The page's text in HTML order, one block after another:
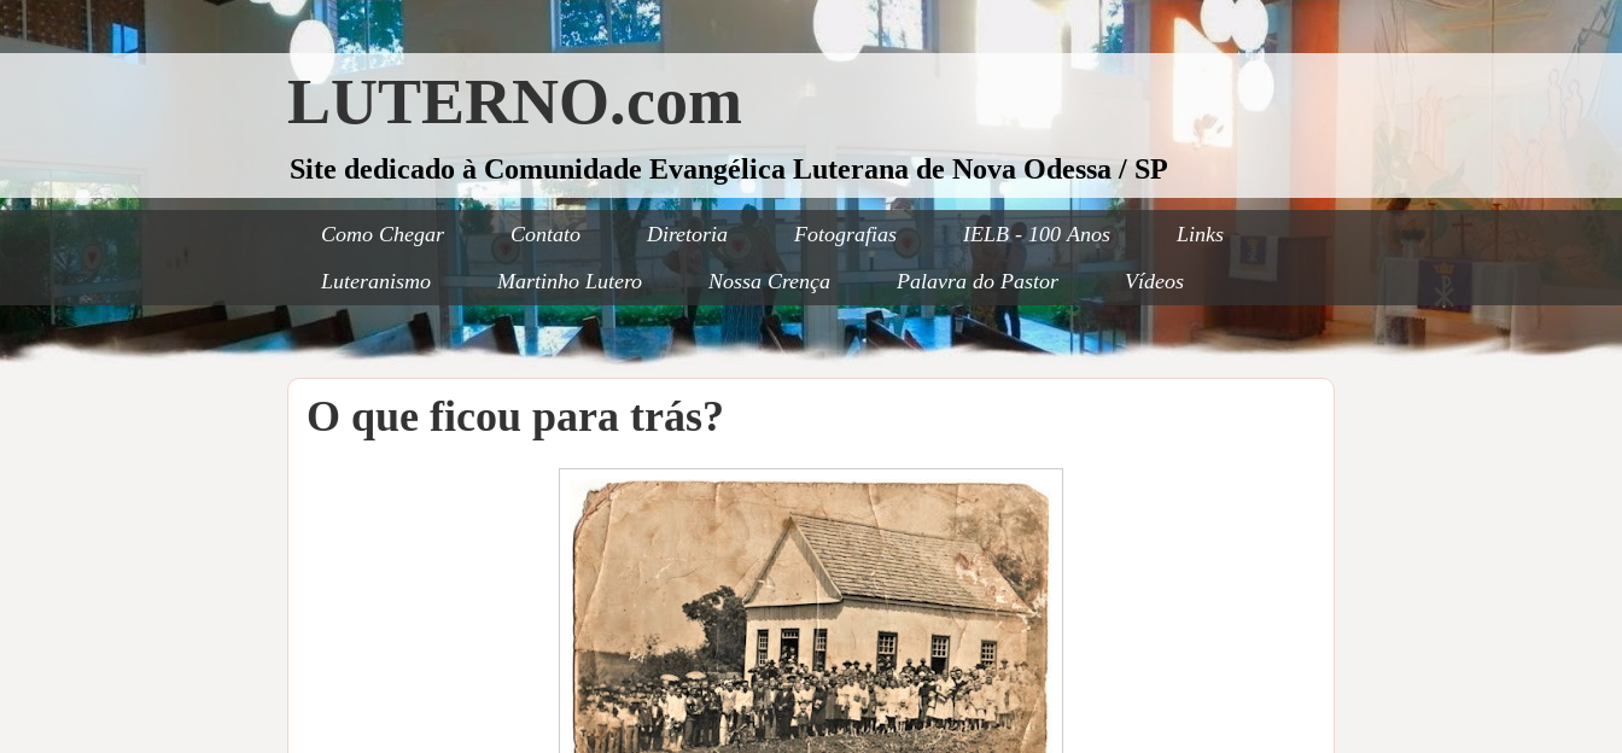
LUTERNO.com
Site dedicado à Comunidade Evangélica Luterana de Nova Odessa / SP
Como Chegar Contato Diretoria Fotografias IELB - 100 Anos
Links
Luteranismo
Martinho Lutero Nossa Crença Palavra do Pastor Vídeos
O que ficou para trás?